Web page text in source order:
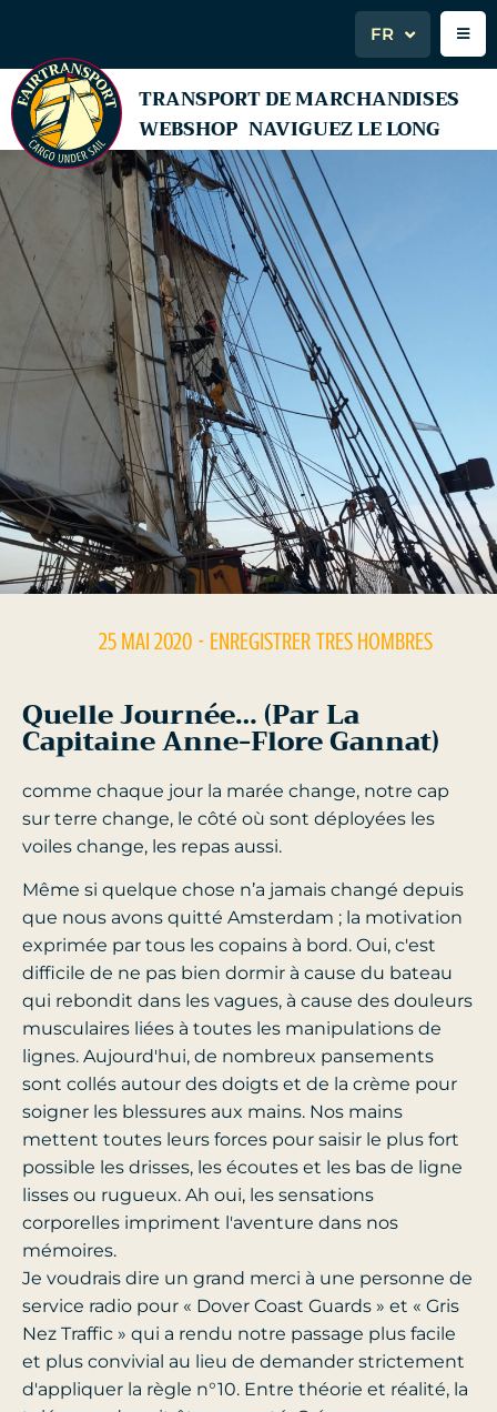
FR
TRANSPORT DE MARCHANDISES
WEBSHOP NAVIGUEZ LE LONG
25 MAI 2020 - ENREGISTRER TRES HOMBRES
Quelle Journée… (Par La
Capitaine Anne-Flore Gannat)
comme chaque jour la marée change, notre cap
sur terre change, le côté où sont déployées les
voiles change, les repas aussi.
Même si quelque chose n’a jamais changé depuis
que nous avons quitté Amsterdam ; la motivation
exprimée par tous les copains à bord. Oui, c'est
difficile de ne pas bien dormir à cause du bateau
qui rebondit dans les vagues, à cause des douleurs
musculaires liées à toutes les manipulations de
lignes. Aujourd'hui, de nombreux pansements
sont collés autour des doigts et de la crème pour
soigner les blessures aux mains. Nos mains
mettent toutes leurs forces pour saisir le plus fort
possible les drisses, les écoutes et les bas de ligne
lisses ou rugueux. Ah oui, les sensations
corporelles impriment l'aventure dans nos
mémoires.
Je voudrais dire un grand merci à une personne de
service radio pour « Dover Coast Guards » et « Gris
Nez Traffic » qui a rendu notre passage plus facile
et plus convivial au lieu de demander strictement
d'appliquer la règle n°10. Entre théorie et réalité, la